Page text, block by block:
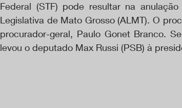
Federal (STF) pode resultar na
Legislativa de Mato Grosso (ALMT). O
procurador-geral, Paulo Gonet Branco.
levou o deputado Max Russi (PSB) à